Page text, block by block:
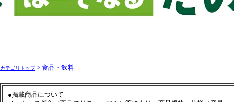
カテゴリトップ> 食品・飲料
●掲載商品について